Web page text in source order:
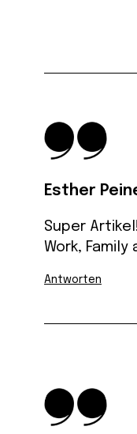
Esther
Super
Work,
Antworten